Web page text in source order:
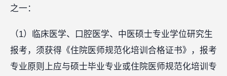
之一：
（1）临床医学、口腔医学、中医硕士专业学位研究生
报考，须获得《住院医师规范化培训合格证书》，报考
专业原则上应与硕士毕业专业或住院医师规范化培训专